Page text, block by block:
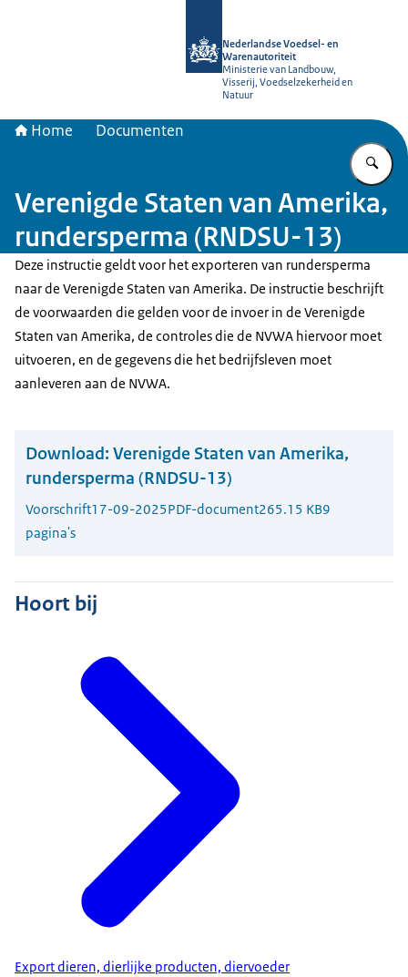
Nederlandse Voedsel- en
Warenautoriteit
Ministerie van Landbouw,
Visserij, Voedselzekerheid en
Natuur
Home Documenten
Verenigde Staten van Amerika,
rundersperma (RNDSU-13)
Deze instructie geldt voor het exporteren van rundersperma
naar de Verenigde Staten van Amerika. De instructie beschrijft
de voorwaarden die gelden voor de invoer in de Verenigde
Staten van Amerika, de controles die de NVWA hiervoor moet
uitvoeren, en de gegevens die het bedrijfsleven moet
aanleveren aan de NVWA.
Download: Verenigde Staten van Amerika,
rundersperma (RNDSU-13)
Voorschrift17-09-2025PDF-document265.15 KB9
pagina's
Hoort bij
Export dieren, dierlijke producten, diervoeder